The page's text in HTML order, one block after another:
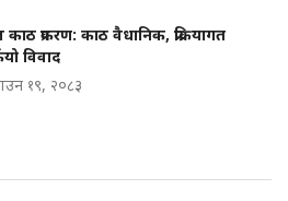
प्रकरण: काठ वैधानिक, प्रक्रियागत
विवाद
१९, २०८३